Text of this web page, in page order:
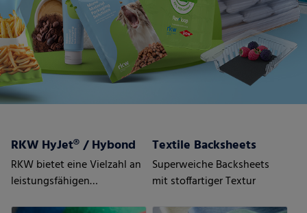
RKW HyJet® / Hybond
RKW bietet eine Vielzahl an
leistungsfähigen
Textile Backsheets
Superweiche Backsheets
mit stoffartiger Textur